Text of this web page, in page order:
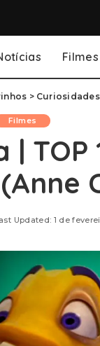
Filmes
> Curiosidades
Filmes
|
Updated: 1 de